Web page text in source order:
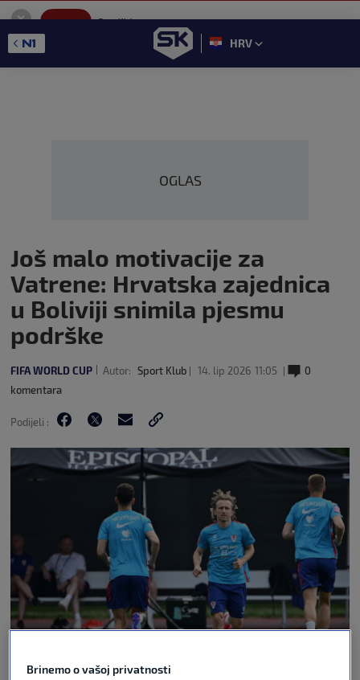
SportKlub
GET - On the Google Play
HRV
OGLAS
Još malo motivacije za
Vatrene: Hrvatska zajednica
u Boliviji snimila pjesmu
podrške
FIFA WORLD CUP Autor: Sport Klub 14. lip 2026 11:05
0
komentara
Podijeli :
Brinemo o vašoj privatnosti